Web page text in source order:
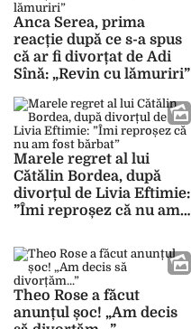
Anca Serea, prima
reacție după ce s-a spus
că ar fi divorțat de Adi
Sînă: „Revin cu lămuriri”
Marele regret al lui
Cătălin Bordea, după
divorțul de Livia Eftimie:
”Îmi reproșez că nu am
Theo Rose a făcut
anunțul șoc! „Am decis